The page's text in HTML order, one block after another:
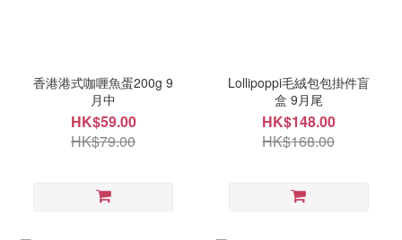
香港港式咖喱魚蛋200g 9
月中
HK$59.00
HK$79.00
Lollipoppi毛絨包包掛件盲
盒 9月尾
HK$148.00
HK$168.00